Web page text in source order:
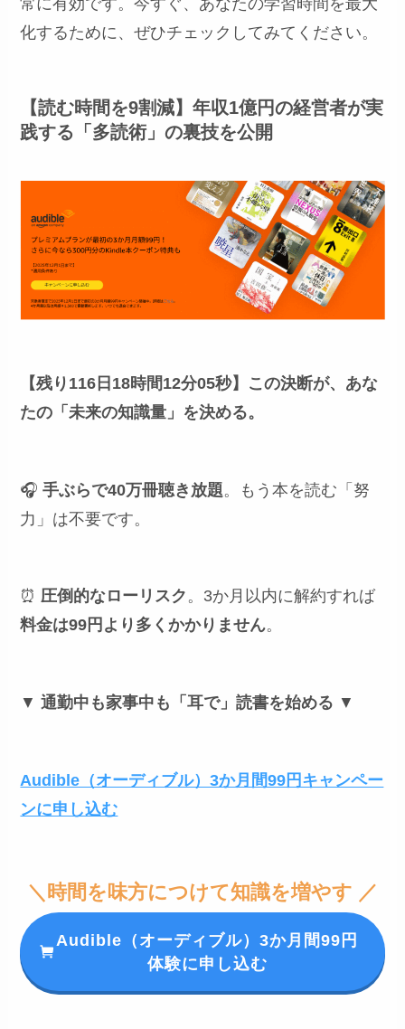
常に有効です。今すぐ、あなたの学習時間を最大
化するために、ぜひチェックしてみてください。
【読む時間を9割減】年収1億円の経営者が実
践する「多読術」の裏技を公開
【残り116日18時間12分04秒】 この決断が、あな
たの「未来の知識量」を決める。
🎧手ぶらで40万冊聴き放題。もう本を読む「努
力」は不要です。
⏰圧倒的なローリスク 。3か月以内に解約すれば
料金は99円より多くかかりません。
▼通勤中も家事中も「耳で」読書を始める ▼
Audible（オーディブル）3か月間99円キャンペー
ンに申し込む
＼時間を味方につけて知識を増やす ／
Audible（オーディブル）3か月間99円
体験に申し込む